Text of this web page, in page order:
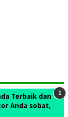
Terbaik dan
Anda sobat,